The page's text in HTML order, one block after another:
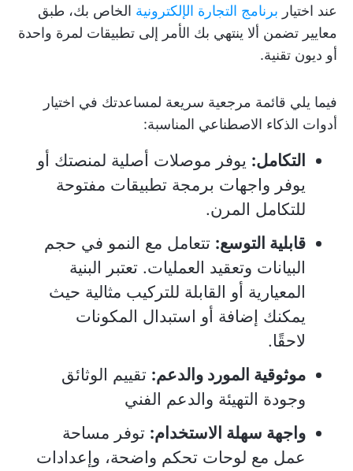
عند اختيار برنامج التجارة الإلكترونية الخاص بك، طبق
معايير تضمن ألا ينتهي بك الأمر إلى تطبيقات لمرة واحدة
أو ديون تقنية.
فيما يلي قائمة مرجعية سريعة لمساعدتك في اختيار
أدوات الذكاء الاصطناعي المناسبة:
التكامل: يوفر موصلات أصلية لمنصتك أو
يوفر واجهات برمجة تطبيقات مفتوحة
للتكامل المرن.
قابلية التوسع: تتعامل مع النمو في حجم
البيانات وتعقيد العمليات. تعتبر البنية
المعيارية أو القابلة للتركيب مثالية حيث
يمكنك إضافة أو استبدال المكونات
لاحقًا.
موثوقية المورد والدعم: تقييم الوثائق
وجودة التهيئة والدعم الفني
واجهة سهلة الاستخدام: توفر مساحة
عمل مع لوحات تحكم واضحة، وإعدادات